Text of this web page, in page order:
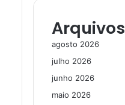
Arquivos
agosto 2026
julho 2026
junho 2026
maio 2026